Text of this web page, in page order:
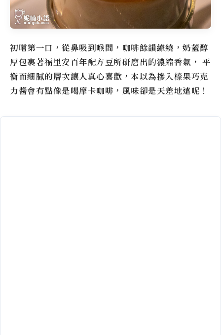
初嚐第一口，從鼻吸到喉間，咖啡餘韻繚繞，奶蓋醇
厚包裹著福里安百年配方豆所研磨出的濃縮香氣， 平
衡而細膩的層次讓人真心喜歡，本以為摻入榛果巧克
力醬會有點像是喝摩卡咖啡，風味卻是天差地遠呢！